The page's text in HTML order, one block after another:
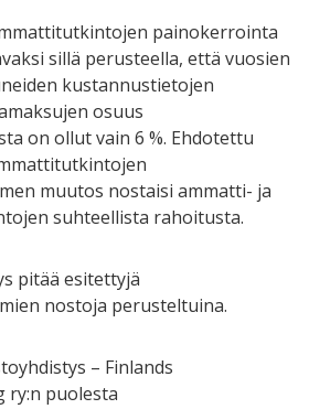
painokerrointa
sillä perusteella, että vuosien
kustannustietojen
osuus
on ollut vain 6 %. Ehdotettu
muutos nostaisi ammatti- ja
suhteellista rahoitusta.
pitää esitettyjä
nostoja perusteltuina.
– Finlands
ry:n puolesta